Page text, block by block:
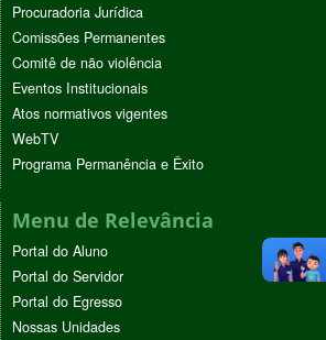
Procuradoria Jurídica
Comissões Permanentes
Comitê de não violência
Eventos Institucionais
Atos normativos vigentes
WebTV
Programa Permanência e Êxito
Menu de Relevância
Portal do Aluno
Portal do Servidor
Portal do Egresso
Nossas Unidades